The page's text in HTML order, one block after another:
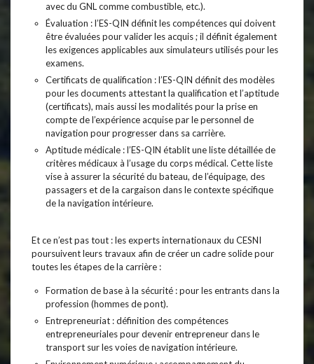
avec du GNL comme combustible, etc.).
Évaluation : l’ES-QIN définit les compétences qui doivent
être évaluées pour valider les acquis ; il définit également
les exigences applicables aux simulateurs utilisés pour les
examens.
Certificats de qualification : l’ES-QIN définit des modèles
pour les documents attestant la qualification et l’aptitude
(certificats), mais aussi les modalités pour la prise en
compte de l’expérience acquise par le personnel de
navigation pour progresser dans sa carrière.
Aptitude médicale : l’ES-QIN établit une liste détaillée de
critères médicaux à l’usage du corps médical. Cette liste
vise à assurer la sécurité du bateau, de l’équipage, des
passagers et de la cargaison dans le contexte spécifique
de la navigation intérieure.
Et ce n’est pas tout : les experts internationaux du CESNI
poursuivent leurs travaux afin de créer un cadre solide pour
toutes les étapes de la carrière :
Formation de base à la sécurité : pour les entrants dans la
profession (hommes de pont).
Entrepreneuriat : définition des compétences
entrepreneuriales pour devenir entrepreneur dans le
transport sur les voies de navigation intérieure.